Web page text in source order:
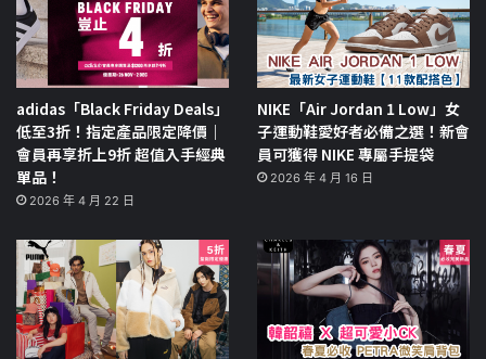
adidas「Black Friday Deals」
低至3折！指定產品限定降價｜
會員再享折上9折 超值入手經典
單品！
2026 年 4 月 22 日
NIKE「Air Jordan 1 Low」女
子運動鞋愛好者必備之選！新會
員可獲得 NIKE 專屬手提袋
2026 年 4 月 16 日